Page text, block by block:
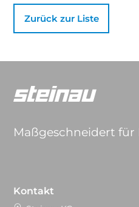
Zurück zur Liste
Maßgeschneidert für
Kontakt